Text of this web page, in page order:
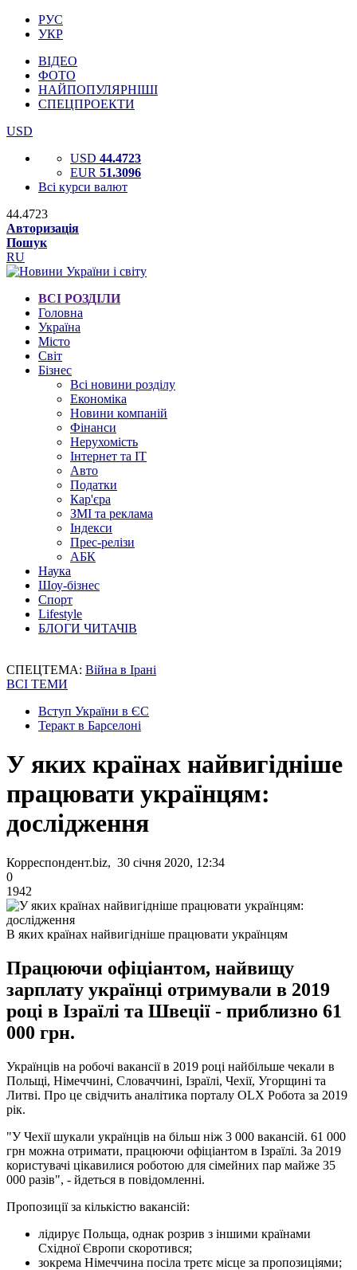
РУС
УКР
ВІДЕО
ФОТО
НАЙПОПУЛЯРНІШІ
СПЕЦПРОЕКТИ
USD
USD 44.4723
EUR 51.3096
Всі курси валют
44.4723
Авторизація
Пошук
RU
ВСІ РОЗДІЛИ
Головна
Україна
Місто
Світ
Бізнес
Всі новини розділу
Економіка
Новини компаній
Фінанси
Нерухомість
Інтернет та IT
Авто
Податки
Кар'єра
ЗМІ та реклама
Індекси
Прес-релізи
АБК
Наука
Шоу-бізнес
Спорт
Lifestyle
БЛОГИ ЧИТАЧІВ
СПЕЦТЕМА: Війна в Ірані
ВСІ ТЕМИ
Вступ України в ЄС
Теракт в Барселоні
У яких країнах найвигідніше
працювати українцям:
дослідження
Корреспондент.biz, 30 січня 2020, 12:34
0
1942
В яких країнах найвигідніше працювати українцям
Працюючи офіціантом, найвищу
зарплату українці отримували в 2019
році в Ізраїлі та Швеції - приблизно 61
000 грн.
Українців на робочі вакансії в 2019 році найбільше чекали в
Польщі, Німеччині, Словаччині, Ізраїлі, Чехії, Угорщині та
Литві. Про це свідчить аналітика порталу OLX Робота за 2019
рік.
"У Чехії шукали українців на більш ніж 3 000 вакансій. 61 000
грн можна отримати, працюючи офіціантом в Ізраїлі. За 2019
користувачі цікавилися роботою для сімейних пар майже 35
000 разів", - йдеться в повідомленні.
Пропозиції за кількістю вакансій:
лідирує Польща, однак розрив з іншими країнами
Східної Європи скоротився;
зокрема Німеччина посіла третє місце за пропозиціями;